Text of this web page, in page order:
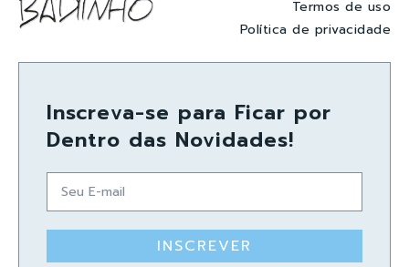
Termos de uso
Política de privacidade
Inscreva-se para Ficar por
Dentro das Novidades!
INSCREVER